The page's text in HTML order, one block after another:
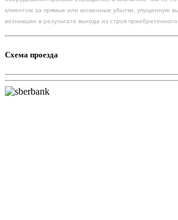
клиентом за прямые или косвенные убытки, упущенную
возникшие в результате выхода из строя
Схема проезда